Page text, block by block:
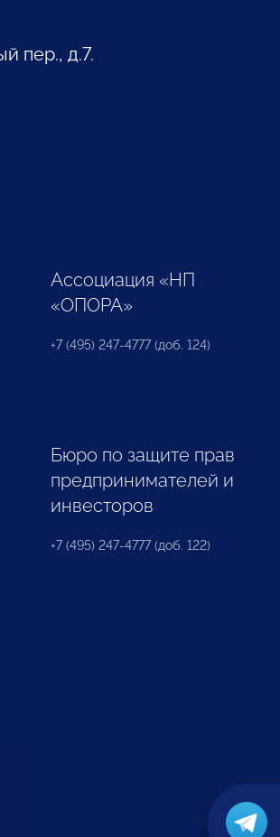
пер., д.7.
Ассоциация «НП
«ОПОРА»
+7 (495) 247-4777 (доб. 124)
Бюро по защите прав
предпринимателей и
инвесторов
+7 (495) 247-4777 (доб. 122)